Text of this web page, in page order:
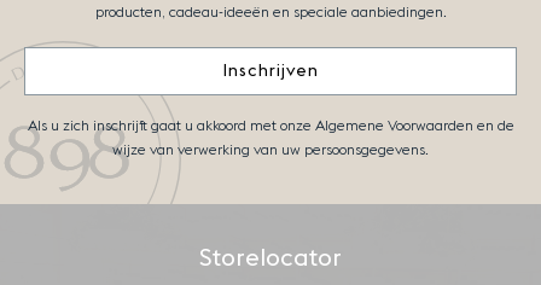
producten, cadeau-ideeën en speciale aanbiedingen.
Inschrijven
Als u zich inschrijft gaat u akkoord met onze Algemene Voorwaarden en de
wijze van verwerking van uw persoonsgegevens.
Storelocator